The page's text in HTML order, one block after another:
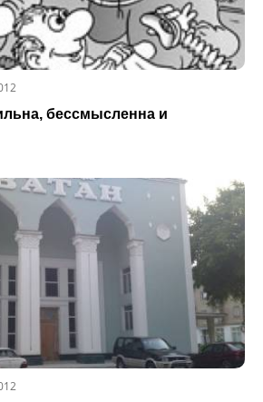
бессмысленна и